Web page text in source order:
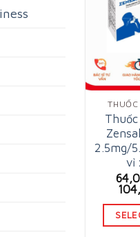
2.5mg/
vỉ